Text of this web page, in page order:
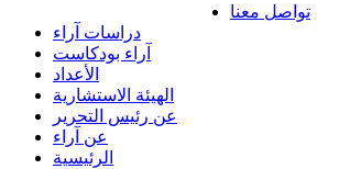
تواصل معنا
دراسات آراء
آراء بودكاست
الأعداد
الهيئة الاستشارية
عن رئيس التحرير
عن آراء
الرئيسية